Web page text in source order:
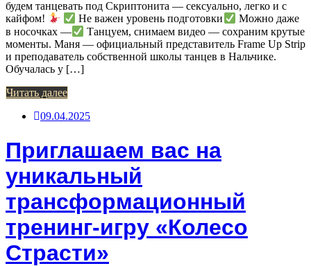
будем танцевать под Скриптонита — сексуально, легко и с
кайфом!
Не важен уровень подготовки
Можно даже
в носочках —
Танцуем, снимаем видео — сохраним крутые
моменты. Маня — официальный представитель Frame Up Strip
и преподаватель собственной школы танцев в Нальчике.
Обучалась у […]
Читать далее
09.04.2025
Приглашаем вас на
уникальный
трансформационный
тренинг-игру «Колесо
Страсти»